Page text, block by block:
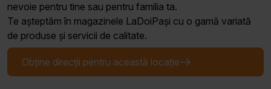
nevoie pentru tine sau pentru familia ta.
Te așteptăm în magazinele LaDoiPași cu o gamă variată
de produse și servicii de calitate.
Obține direcții pentru această locație